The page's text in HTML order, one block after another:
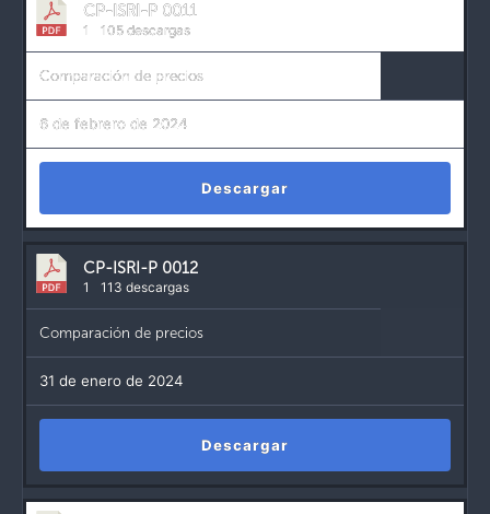
CP-ISRI-P 0011
1 105 descargas
Comparación de precios
6 de febrero de 2024
Descargar
CP-ISRI-P 0012
1 113 descargas
Comparación de precios
31 de enero de 2024
Descargar